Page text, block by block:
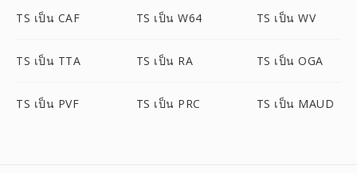
TS เป็น CAF TS เป็น W64 TS เป็น WV
TS เป็น TTA TS เป็น RA TS เป็น OGA
TS เป็น PVF TS เป็น PRC TS เป็น MAUD